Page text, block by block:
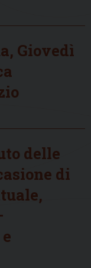
Giovedì
delle
di